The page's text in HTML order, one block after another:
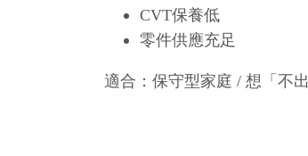
CVT保養低
零件供應充足
適合：保守型家庭 / 想「不